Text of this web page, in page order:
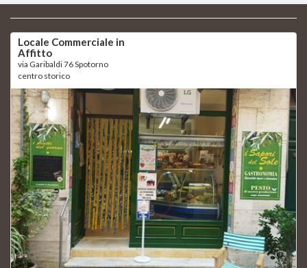
Locale Commerciale in
Affitto
via Garibaldi 76 Spotorno
centro storico